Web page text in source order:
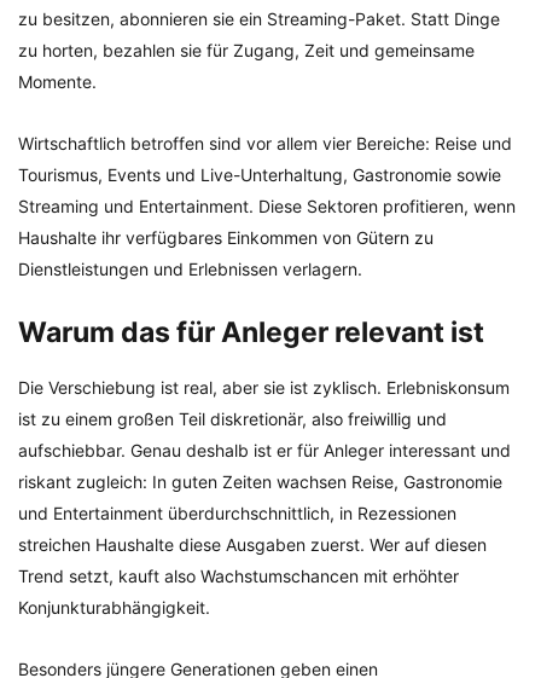
zu besitzen, abonnieren sie ein Streaming-Paket. Statt Dinge
zu horten, bezahlen sie für Zugang, Zeit und gemeinsame
Momente.
Wirtschaftlich betroffen sind vor allem vier Bereiche: Reise und
Tourismus, Events und Live-Unterhaltung, Gastronomie sowie
Streaming und Entertainment. Diese Sektoren profitieren, wenn
Haushalte ihr verfügbares Einkommen von Gütern zu
Dienstleistungen und Erlebnissen verlagern.
Warum das für Anleger relevant ist
Die Verschiebung ist real, aber sie ist zyklisch. Erlebniskonsum
ist zu einem großen Teil diskretionär, also freiwillig und
aufschiebbar. Genau deshalb ist er für Anleger interessant und
riskant zugleich: In guten Zeiten wachsen Reise, Gastronomie
und Entertainment überdurchschnittlich, in Rezessionen
streichen Haushalte diese Ausgaben zuerst. Wer auf diesen
Trend setzt, kauft also Wachstumschancen mit erhöhter
Konjunkturabhängigkeit.
Besonders jüngere Generationen geben einen